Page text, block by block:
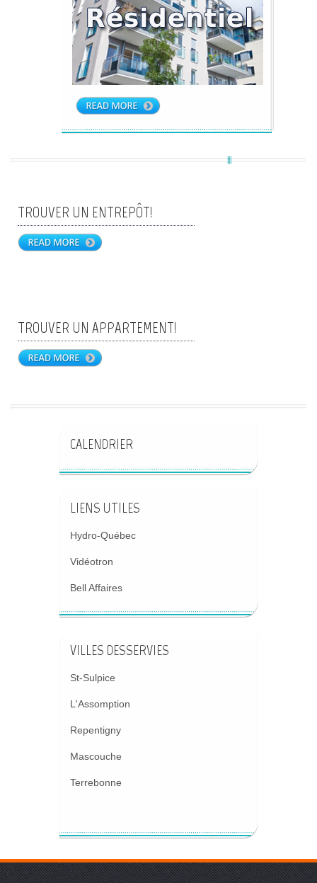
TROUVER UN ENTREPÔT!
TROUVER UN APPARTEMENT!
CALENDRIER
LIENS UTILES
Hydro-Québec
Vidéotron
Bell Affaires
VILLES DESSERVIES
St-Sulpice
L'Assomption
Repentigny
Mascouche
Terrebonne